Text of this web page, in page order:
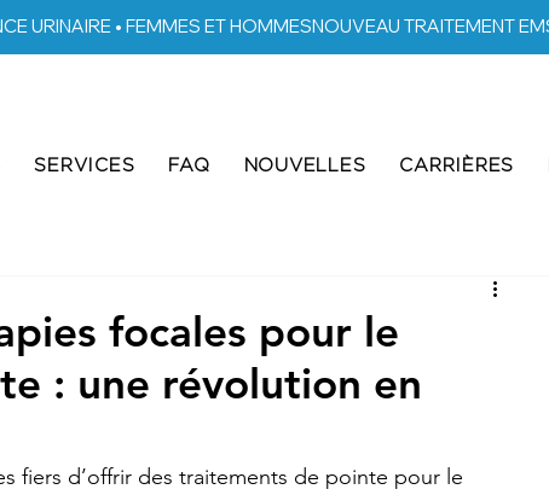
URINAIRE • FEMMES ET HOMMES
SERVICES FAQ NOUVELLES CARRIÈRES
focales pour le
: une révolution en
fiers d’offrir des traitements de pointe pour le